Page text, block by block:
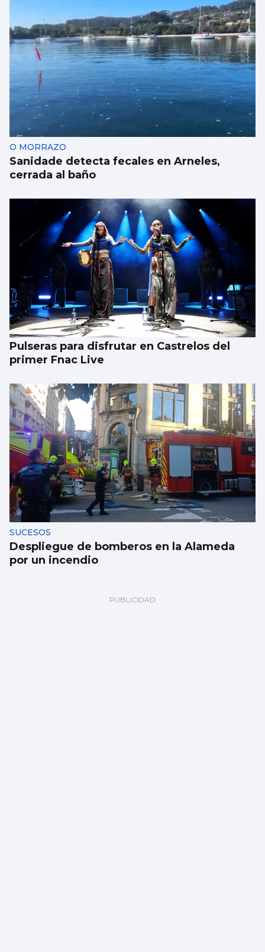
Récord de personas afiliadas en Vigo y
provincia en julio aunque sube el paro
O MORRAZO
Sanidade detecta fecales en Arneles,
cerrada al baño
Pulseras para disfrutar en Castrelos del
primer Fnac Live
SUCESOS
Despliegue de bomberos en la Alameda
por un incendio